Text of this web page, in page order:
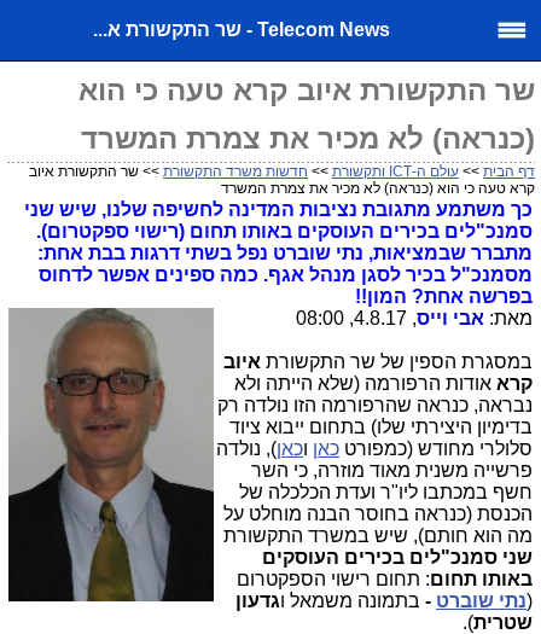
Telecom News - שר התקשורת א...
שר התקשורת איוב קרא טעה כי הוא
(כנראה) לא מכיר את צמרת המשרד
דף הבית >> עולם ה-ICT ותקשורת >> חדשות משרד התקשורת >> שר התקשורת איוב
קרא טעה כי הוא (כנראה) לא מכיר את צמרת המשרד
כך משתמע מתגובת נציבות המדינה לחשיפה שלנו, שיש שני
סמנכ"לים בכירים העוסקים באותו תחום (רישוי ספקטרום).
מתברר שבמציאות, נתי שוברט נפל בשתי דרגות בבת אחת:
מסמנכ"ל בכיר לסגן מנהל אגף. כמה ספינים אפשר לדחוס
בפרשה אחת? המון!!
מאת: אבי וייס, 4.8.17, 08:00
במסגרת הספין של שר התקשורת איוב
קרא אודות הרפורמה (שלא הייתה ולא
נבראה, כנראה שהרפורמה הזו נולדה רק
בדימיון היצירתי שלו) בתחום ייבוא ציוד
סלולרי מחודש (כמפורט כאן וכאן), נולדה
פרשייה משנית מאוד מוזרה, כי השר
חשף במכתבו ליו"ר ועדת הכלכלה של
הכנסת (כנראה בחוסר הבנה מוחלט על
מה הוא חותם), שיש במשרד התקשורת
שני סמנכ"לים בכירים העוסקים
באותו תחום: תחום רישוי הספקטרום
(נתי שוברט - בתמונה משמאל וגדעון
שטרית).